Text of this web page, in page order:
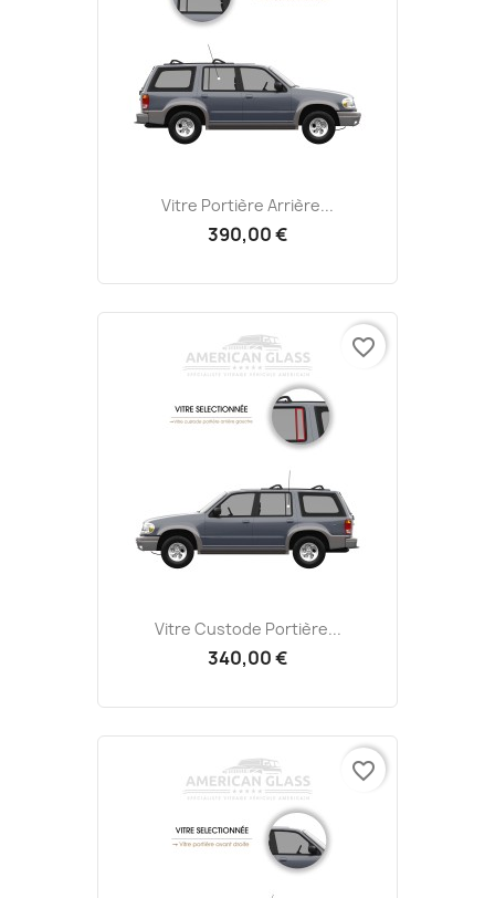
Vitre Portière Arrière...
390,00 €
Vitre Custode Portière...
340,00 €
favorite_border
favorite_border